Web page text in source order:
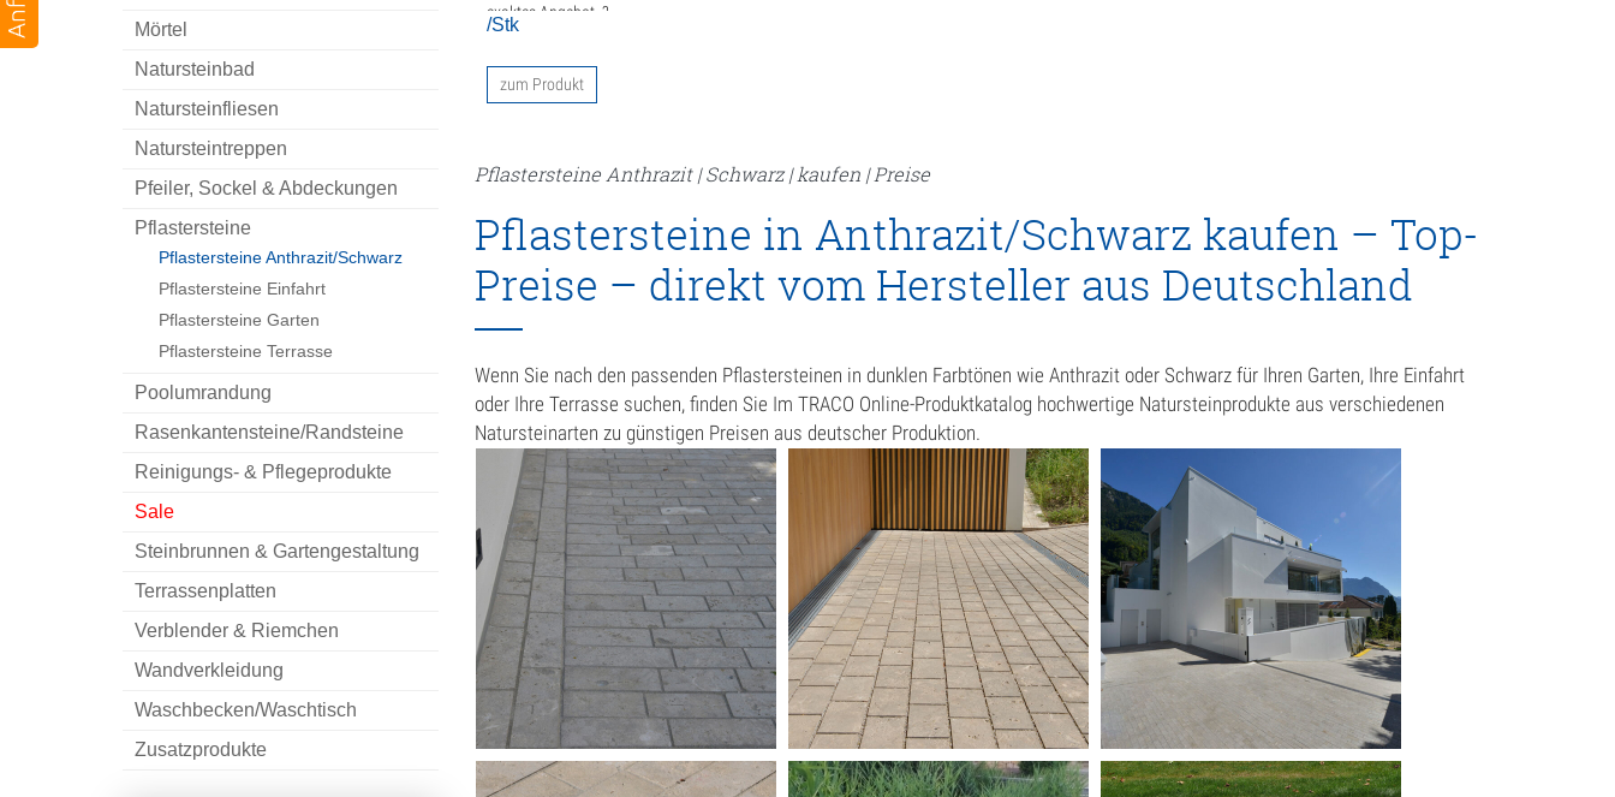
Mörtel
Natursteinbad
Natursteinfliesen
Natursteintreppen
Pfeiler, Sockel & Abdeckungen
Pflastersteine
Pflastersteine Anthrazit/Schwarz
Pflastersteine Einfahrt
Pflastersteine Garten
Pflastersteine Terrasse
Poolumrandung
Rasenkantensteine/Randsteine
Reinigungs- & Pflegeprodukte
Sale
Steinbrunnen & Gartengestaltung
Terrassenplatten
Verblender & Riemchen
Wandverkleidung
Waschbecken/Waschtisch
Zusatzprodukte
Kalkstein
Sandstein
Gehwegplatten
Kamin
Küchenarbeitsplatten
Muschelkalk
Möbel
Mörtel
Natursteinbad
Natursteinfliesen
Travertin Fliesen
Natursteintreppen
Pfeiler, Sockel & Abdeckungen
exaktes Angebot. ?
/Stk
zum Produkt
Pflastersteine Anthrazit | Schwarz | kaufen | Preise
Pflastersteine in Anthrazit/Schwarz kaufen – Top-
Preise – direkt vom Hersteller aus Deutschland
Wenn Sie nach den passenden Pflastersteinen in dunklen Farbtönen wie Anthrazit oder Schwarz für Ihren Garten, Ihre Einfahrt
oder Ihre Terrasse suchen, finden Sie Im TRACO Online-Produktkatalog hochwertige Natursteinprodukte aus verschiedenen
Natursteinarten zu günstigen Preisen aus deutscher Produktion.